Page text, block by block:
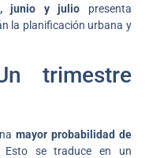
junio y julio presenta
la planificación urbana y
trimestre
mayor probabilidad de
Esto se traduce en un